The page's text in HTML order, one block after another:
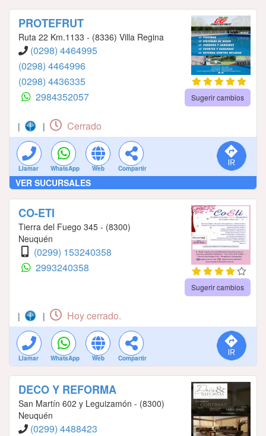
PROTEFRUT
Ruta 22 Km.1133 - (8336) Villa Regina
(0298) 4464995
(0298) 4464996
(0298) 4436335
2984352057
Sugerir cambios
| | Cerrado
Llamar WhatsApp Web Compartir
VER SUCURSALES
CO-ETI
Tierra del Fuego 345 - (8300)
Neuquén
(0299) 153240358
2993240358
Sugerir cambios
| | Hoy cerrado.
Llamar WhatsApp Web Compartir
DECO Y REFORMA
San Martín 602 y Leguizamón - (8300)
Neuquén
(0299) 4488423